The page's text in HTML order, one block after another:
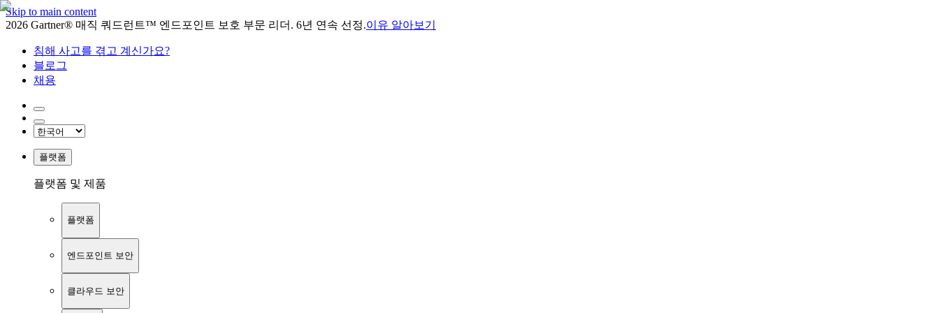
Skip to main content
2026 Gartner® 매직 쿼드런트™ 엔드포인트 보호 부문 리더. 6년 연속 선정.이유 알아보기
침해 사고를 겪고 계신가요?
블로그
채용
플랫폼
플랫폼 및 제품
플랫폼
엔드포인트 보안
클라우드 보안